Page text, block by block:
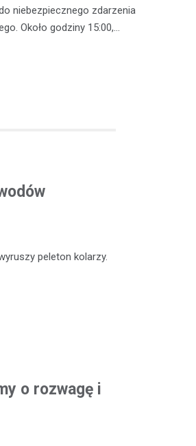
niebezpiecznego zdarzenia
Około godziny 15:00,…
peleton kolarzy.
o rozwagę i